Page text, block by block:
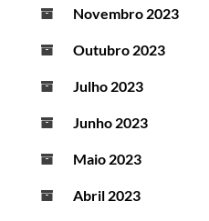
Novembro 2023
Outubro 2023
Julho 2023
Junho 2023
Maio 2023
Abril 2023